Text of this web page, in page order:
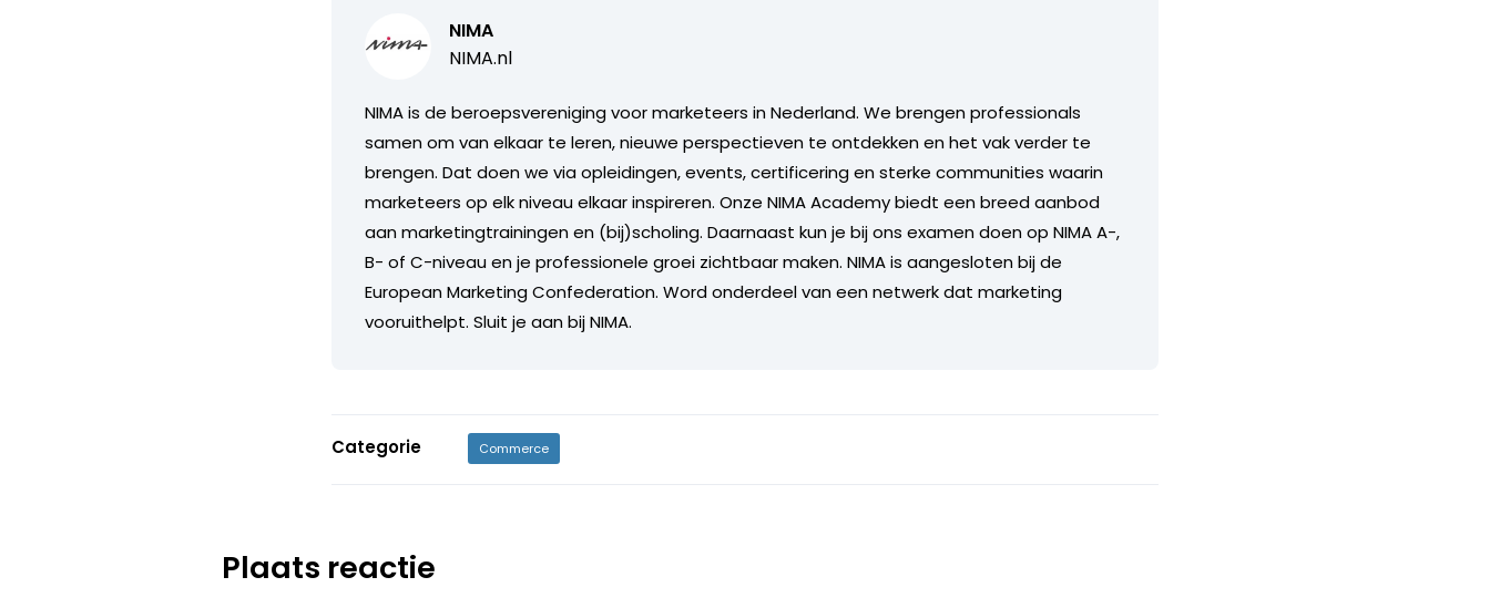
NIMA
NIMA.nl
NIMA is de beroepsvereniging voor marketeers in Nederland. We brengen professionals
samen om van elkaar te leren, nieuwe perspectieven te ontdekken en het vak verder te
brengen. Dat doen we via opleidingen, events, certificering en sterke communities waarin
marketeers op elk niveau elkaar inspireren. Onze NIMA Academy biedt een breed aanbod
aan marketingtrainingen en (bij)scholing. Daarnaast kun je bij ons examen doen op NIMA A-,
B- of C-niveau en je professionele groei zichtbaar maken. NIMA is aangesloten bij de
European Marketing Confederation. Word onderdeel van een netwerk dat marketing
vooruithelpt. Sluit je aan bij NIMA.
Categorie Commerce
Plaats reactie